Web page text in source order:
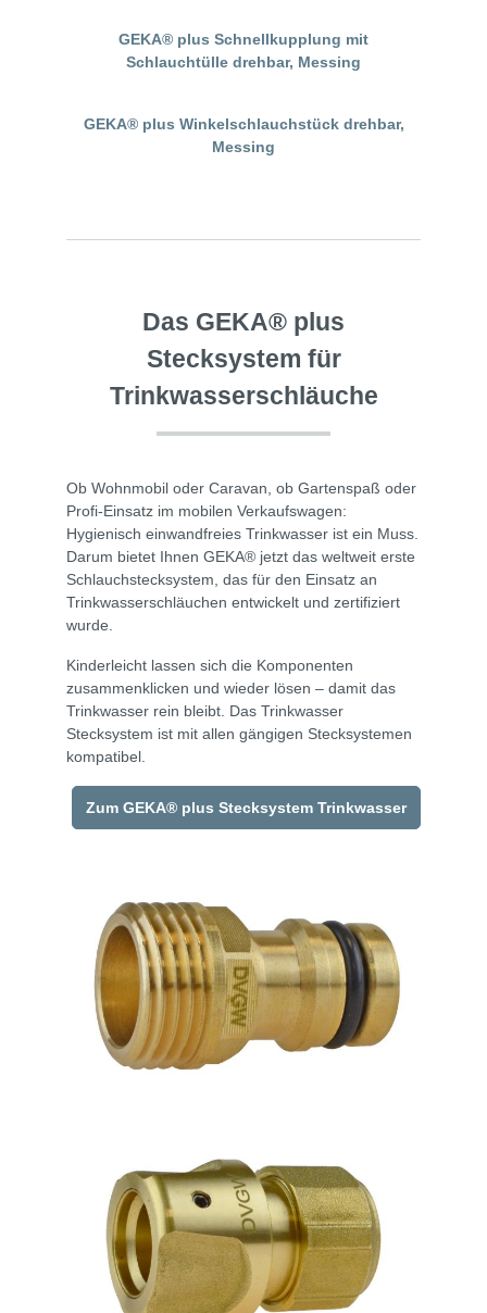
GEKA® plus Schnellkupplung mit
Schlauchtülle drehbar, Messing
GEKA® plus Winkelschlauchstück drehbar,
Messing
Das GEKA® plus
Stecksystem für
Trinkwasserschläuche
Ob Wohnmobil oder Caravan, ob Gartenspaß oder
Profi-Einsatz im mobilen Verkaufswagen:
Hygienisch einwandfreies Trinkwasser ist ein Muss.
Darum bietet Ihnen GEKA® jetzt das weltweit erste
Schlauchstecksystem, das für den Einsatz an
Trinkwasserschläuchen entwickelt und zertifiziert
wurde.
Kinderleicht lassen sich die Komponenten
zusammenklicken und wieder lösen – damit das
Trinkwasser rein bleibt. Das Trinkwasser
Stecksystem ist mit allen gängigen Stecksystemen
kompatibel.
Zum GEKA® plus Stecksystem Trinkwasser